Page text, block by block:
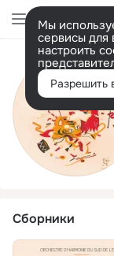
Мы
сервисы для
настроить
Разрешить
Сборники